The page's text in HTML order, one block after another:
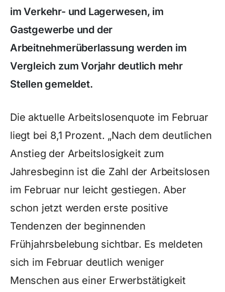
im Verkehr- und Lagerwesen, im
Gastgewerbe und der
Arbeitnehmerüberlassung werden im
Vergleich zum Vorjahr deutlich mehr
Stellen gemeldet.
Die aktuelle Arbeitslosenquote im Februar
liegt bei 8,1 Prozent. „Nach dem deutlichen
Anstieg der Arbeitslosigkeit zum
Jahresbeginn ist die Zahl der Arbeitslosen
im Februar nur leicht gestiegen. Aber
schon jetzt werden erste positive
Tendenzen der beginnenden
Frühjahrsbelebung sichtbar. Es meldeten
sich im Februar deutlich weniger
Menschen aus einer Erwerbstätigkeit